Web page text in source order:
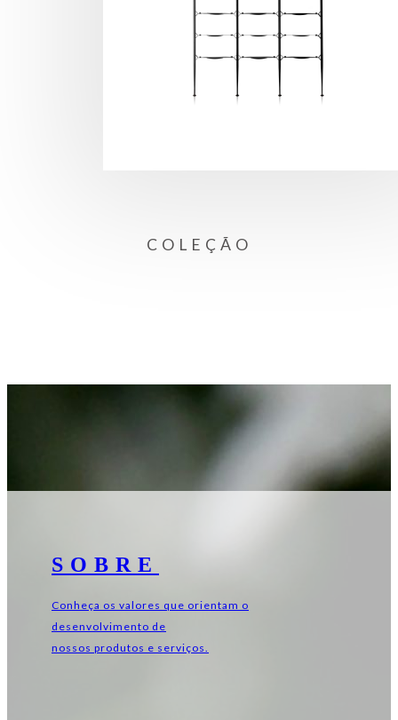
COLEÇÃO
SOBRE
Conheça os valores que orientam o
desenvolvimento de
nossos produtos e serviços.